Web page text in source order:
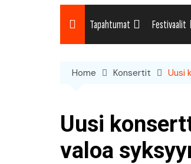
Tapahtumat
Uutiset: Matkailu
Uutiset: Musiikki
Festivaalit
Home Konsertit Uusi
Uusi
valoa